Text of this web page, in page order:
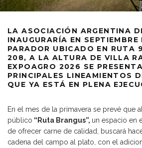
LA ASOCIACIÓN ARGENTINA
INAUGURARÍA EN
PARADOR UBICADO EN RUTA
208, A LA ALTURA DE VILLA
EXPOAGRO 2026 SE
PRINCIPALES LINEAMIENTOS
QUE YA ESTÁ EN PLENA
En el mes de la primavera se prevé que
público “Ruta Brangus”, un espacio en
de ofrecer carne de calidad, buscará
cadena del campo al plato, con el